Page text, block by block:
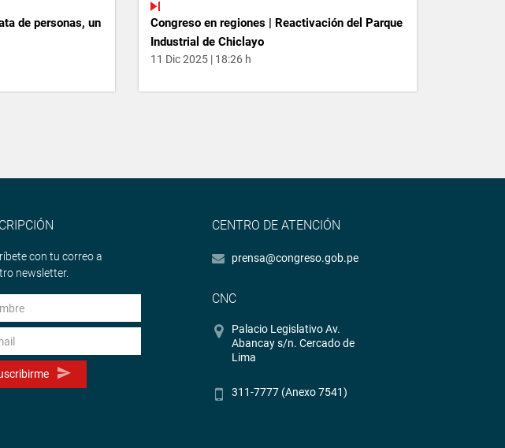
de personas, un
Congreso en regiones | Reactivación del Parque
Industrial de Chiclayo
11 Dic 2025 | 18:26 h
con tu correo a
newsletter.
CENTRO DE ATENCIÓN
prensa@congreso.gob.pe
CNC
Palacio Legislativo Av.
Abancay s/n. Cercado de
Lima
311-7777 (Anexo 7541)